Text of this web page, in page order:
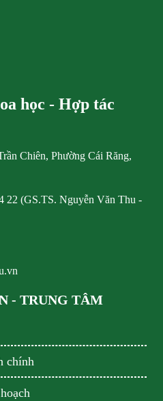
học - Hợp tác
Chiên, Phường Cái Răng,
22 (GS.TS. Nguyễn Văn Thu -
- TRUNG TÂM
chính